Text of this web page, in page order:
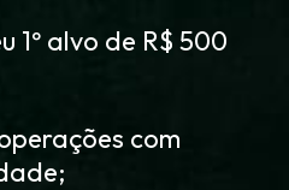
1º alvo de R$ 500
com